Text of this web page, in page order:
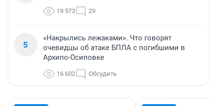
19 573 29
5
«Накрылись лежаками». Что говорят
очевидцы об атаке БПЛА с погибшими в
Архипо-Осиповке
16 602 Обсудить